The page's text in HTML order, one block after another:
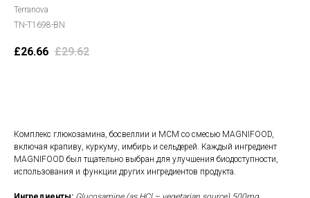
Terranova
TN-T1698-BN
£26.66 £29.62
Комплекс глюкозамина, босвеллии и МСМ со смесью MAGNIFOOD,
включая крапиву, куркуму, имбирь и сельдерей. Каждый ингредиент
MAGNIFOOD был тщательно выбран для улучшения биодоступности,
использования и функции других ингредиентов продукта.